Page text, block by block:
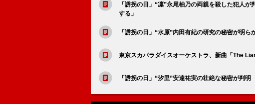
「誘拐の日」“凛”永尾柚乃の両親を殺した犯人
する」
「誘拐の日」“水原”内田有紀の研究の秘密が明
東京スカパラダイスオーケストラ、新曲「The
「誘拐の日」“汐里”安達祐実の壮絶な秘密が判